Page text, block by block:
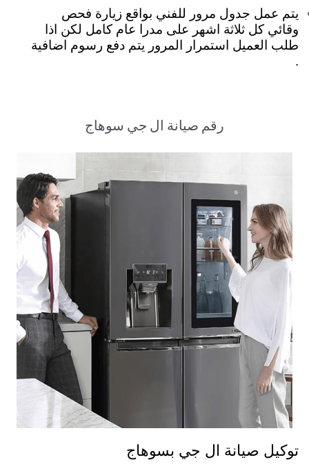
يتم عمل جدول مرور للفني بواقع زيارة فحص
وقائي كل ثلاثة اشهر على مدرا عام كامل لكن اذا
طلب العميل استمرار المرور يتم دفع رسوم اضافية
.
رقم صيانة ال جي سوهاج
توكيل صيانة ال جي بسوهاج